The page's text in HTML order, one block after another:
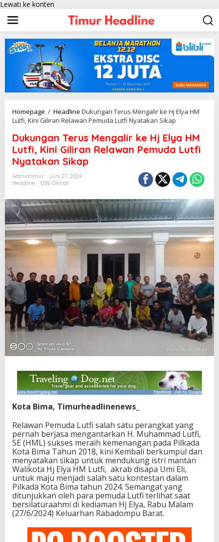
Lewati ke konten
Homepage / Headline Dukungan Terus Mengalir ke Hj Elya HM
Lutfi, Kini Giliran Relawan Pemuda Lutfi Nyatakan Sikap
Dukungan Terus Mengalir ke Hj Elya HM
Lutfi, Kini Giliran Relawan Pemuda Lutfi
Nyatakan Sikap
Admintimur
Juni 27, 2024
Headline
1286 Dilihat
Kota Bima, Timurheadlinenews_
Relawan Pemuda Lutfi salah satu perangkat yang
pernah berjasa mengantarkan H. Muhammad Lutfi,
SE (HML) sukses meraih kemenangan pada Pilkada
Kota Bima Tahun 2018, kini Kembali berkumpul dan
menyatakan sikap untuk mendukung istri mantan
Walikota Hj Elya HM Lutfi, akrab disapa Umi Eli,
untuk maju menjadi salah satu kontestan dalam
Pilkada Kota Bima tahun 2024. Semangat yang
ditunjukkan oleh para pemuda Lutfi terlihat saat
bersilaturaahmi di kediaman Hj Elya, Rabu Malam
(27/6/2024) Keluarhan Rabadompu Barat.